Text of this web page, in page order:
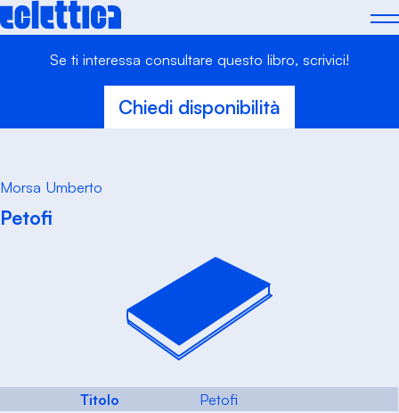
Skip
to
Se ti interessa consultare questo libro, scrivici!
Chiedi disponibilità
Morsa Umberto
Petofi
Titolo
Petofi